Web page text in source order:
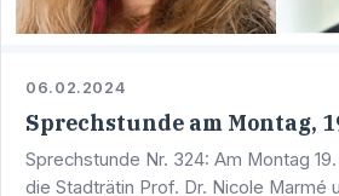
06.02.2024
Sprechstunde am Montag,
Sprechstunde Nr. 324: Am Montag
die Stadträtin Prof. Dr. Nicole Marmé